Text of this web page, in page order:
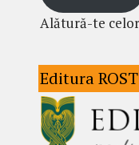
Alătură-te
Editura ROST